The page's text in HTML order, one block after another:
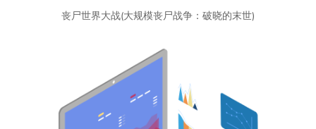
丧尸世界大战(大规模丧尸战争：破晓的末世)